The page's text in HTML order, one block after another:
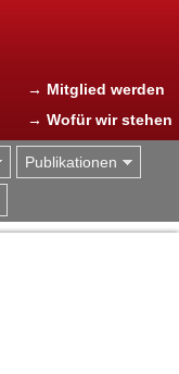
→ Mitglied werden
→ Wofür wir stehen
Publikationen